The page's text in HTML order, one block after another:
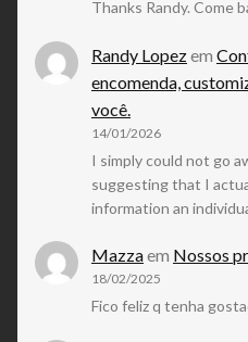
Thanks Randy. Come
Randy Lopezem
encomenda,
você.
14/01/2026
I simply could not go
suggesting that I
information an
Mazzaem Nossos
18/02/2025
Fico feliz q tenha